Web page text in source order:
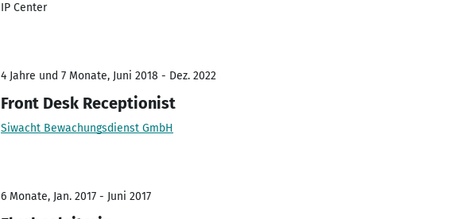
IP Center
4 Jahre und 7 Monate, Juni 2018 - Dez. 2022
Front Desk Receptionist
Siwacht Bewachungsdienst GmbH
6 Monate, Jan. 2017 - Juni 2017